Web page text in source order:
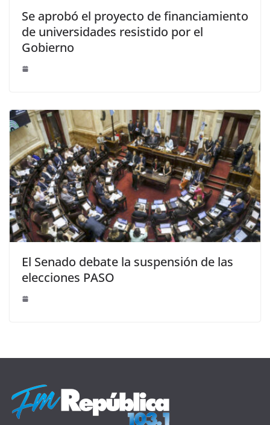
Se aprobó el proyecto de financiamiento
de universidades resistido por el
Gobierno
El Senado debate la suspensión de las
elecciones PASO